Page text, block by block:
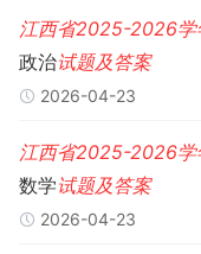
江西省2025-2026
政治试题及答案
2026-04-23
江西省2025-2026
数学试题及答案
2026-04-23